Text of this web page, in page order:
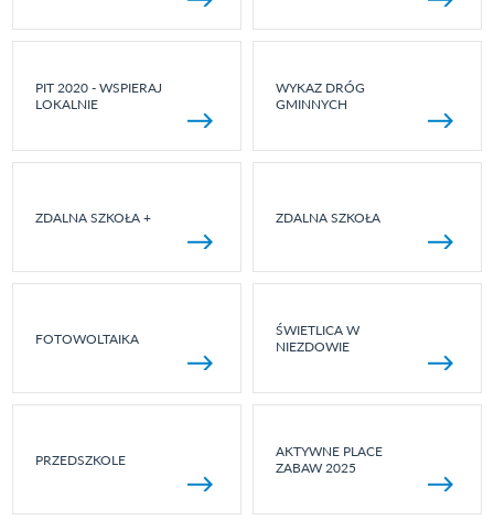
PIT 2020 - WSPIERAJ
LOKALNIE
WYKAZ DRÓG
GMINNYCH
ZDALNA SZKOŁA + ZDALNA SZKOŁA
FOTOWOLTAIKA
ŚWIETLICA W
NIEZDOWIE
PRZEDSZKOLE
AKTYWNE PLACE
ZABAW 2025